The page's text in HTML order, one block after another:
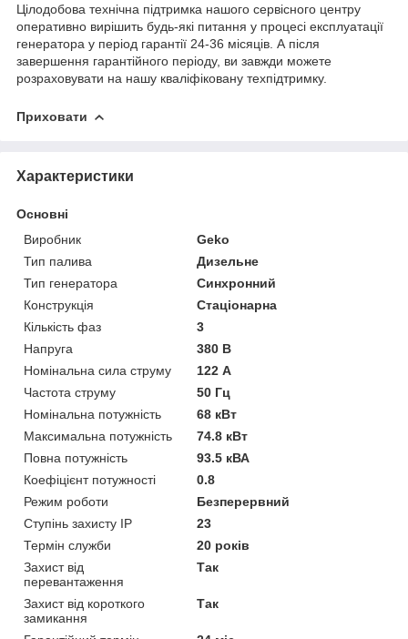
Цілодобова технічна підтримка нашого сервісного центру
оперативно вирішить будь-які питання у процесі експлуатації
генератора у період гарантії 24-36 місяців. А після
завершення гарантійного періоду, ви завжди можете
розраховувати на нашу кваліфіковану техпідтримку.
Приховати
Характеристики
Основні
Виробник
Geko
Тип палива
Дизельне
Тип генератора
Синхронний
Конструкція
Стаціонарна
Кількість фаз
3
Напруга
380 В
Номінальна сила струму
122 А
Частота струму
50 Гц
Номінальна потужність
68 кВт
Максимальна потужність
74.8 кВт
Повна потужність
93.5 кВА
Коефіцієнт потужності
0.8
Режим роботи
Безперервний
Ступінь захисту IP
23
Термін служби
20 років
Захист від
перевантаження
Так
Захист від короткого
замикання
Так